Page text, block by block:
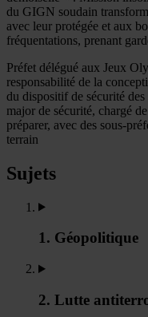
du GIGN soudain
avec leur protégée et aux
fréquentations, prenant
Préfet délégué aux Jeux
responsabilité de la
du dispositif de sécurité
major de sécurité, chargé
préparer, avec des sous-
terrain
Sujets
1. Géopolitique
2. Lutte